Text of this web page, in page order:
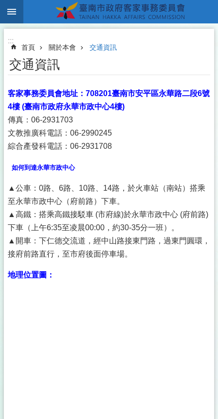
跳到主要內容區塊
:::
首頁 關於本會 交通資訊
交通資訊
客家事務委員會地址：708201臺南市安平區永華路二段6號
4樓 (臺南市政府永華市政中心4樓)
傳真：06-2931703
文教推廣科電話：06-2990245
綜合產發科電話：06-2931708
如何到達永華市政中心
▲公車：0路、6路、10路、14路，於火車站（南站）搭乘
至永華市政中心（府前路）下車。
▲高鐵：搭乘高鐵接駁車 (市府線)於永華市政中心 (府前路)
下車（上午6:35至凌晨00:00，約30-35分一班）。
▲開車：下仁德交流道，經中山路接東門路，過東門圓環，
接府前路直行，至市府後面停車場。
地理位置圖：